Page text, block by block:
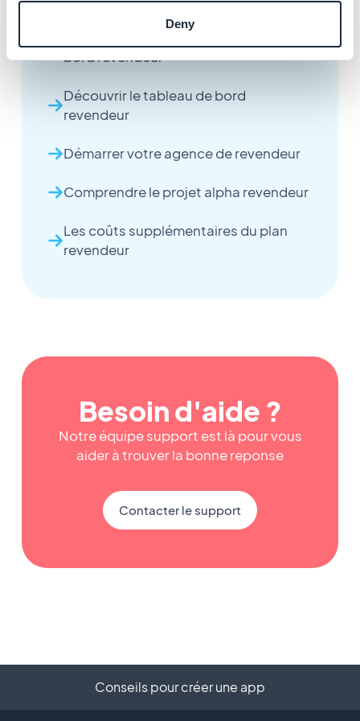
Deny
bord revendeur
Découvrir le tableau de bord
revendeur
Démarrer votre agence de revendeur
Comprendre le projet alpha revendeur
Les coûts supplémentaires du plan
revendeur
Besoin d'aide ?
Notre équipe support est là pour vous
aider à trouver la bonne reponse
Contacter le support
Conseils pour créer une app